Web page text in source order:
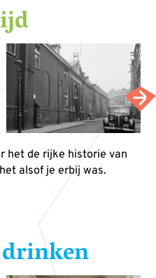
het de rijke historie van
alsof je erbij was.